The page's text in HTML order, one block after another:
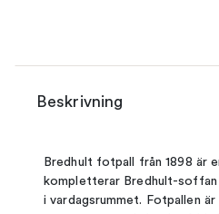
Beskrivning
Bredhult fotpall från 1898 är
kompletterar Bredhult-
i vardagsrummet. Fotpallen är